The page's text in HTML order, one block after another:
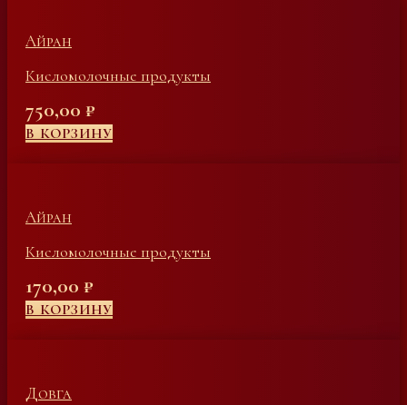
Айран
Кисломолочные продукты
750,00 ₽
В КОРЗИНУ
Айран
Кисломолочные продукты
170,00 ₽
В КОРЗИНУ
Довга